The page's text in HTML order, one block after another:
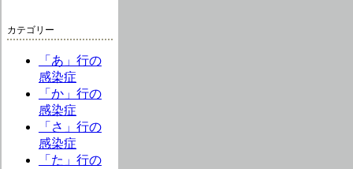
カテゴリー
「あ」行の
感染症
「か」行の
感染症
「さ」行の
感染症
「た」行の